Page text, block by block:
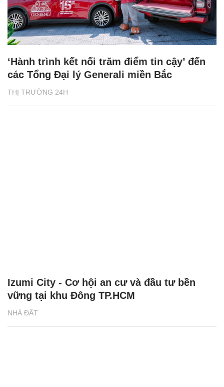
THỊ TRƯỜNG 24H
‘Hành trình kết nối trăm điểm tin cậy’ đến
các Tổng Đại lý Generali miền Bắc
NHÀ ĐẤT
Izumi City - Cơ hội an cư và đầu tư bền
vững tại khu Đông TP.HCM